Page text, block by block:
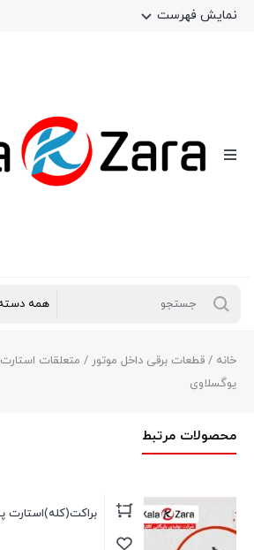
نمایش فهرست
خانه / قطعات برقی داخل موتور / متعلقات استارت
یوگسلاوی
محصولات مرتبط